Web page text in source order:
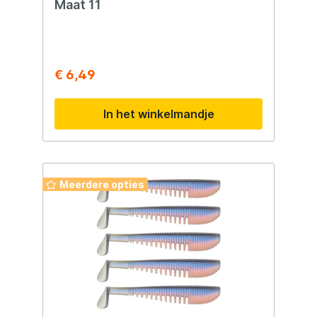
Maat 11
€ 6,49
In het winkelmandje
Meerdere opties